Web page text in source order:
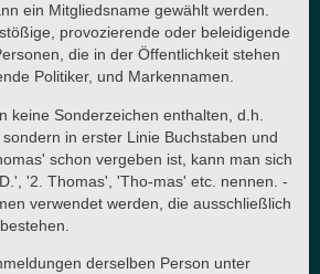
ein Mitgliedsname gewählt werden.
provozierende oder beleidigende
die in der Öffentlichkeit stehen
Politiker, und Markennamen.
keine Sonderzeichen enthalten, d.h.
in erster Linie Buchstaben und
schon vergeben ist, kann man sich
'2. Thomas', 'Tho-mas' etc. nennen. -
verwendet werden, die ausschließlich
derselben Person unter